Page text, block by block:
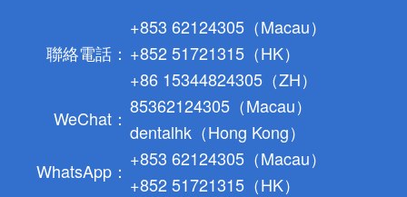
聯絡電話：
+853 62124305（Macau）
+852 51721315（HK）
+86 15344824305（ZH）
WeChat：
85362124305（Macau）
dentalhk（Hong Kong）
WhatsApp：
+853 62124305（Macau）
+852 51721315（HK）